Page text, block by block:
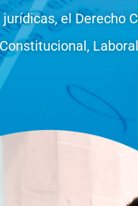
el Derecho